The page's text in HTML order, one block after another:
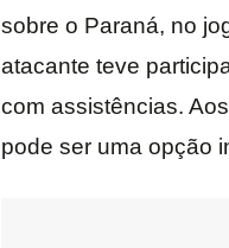
sobre o Paraná, no
atacante teve
com assistências.
pode ser uma opção